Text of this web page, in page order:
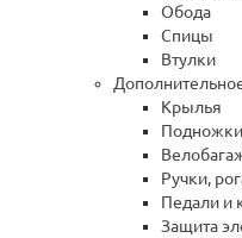
Обода
Спицы
Втулки
Крылья
Подножки
Ручки,
Педали и
Защита